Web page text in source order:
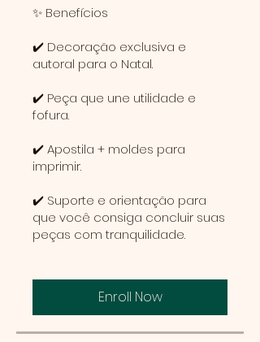
✨ Benefícios
✔️ Decoração exclusiva e
autoral para o Natal.
✔️ Peça que une utilidade e
fofura.
✔️ Apostila + moldes para
imprimir.
✔️ Suporte e orientação para
que você consiga concluir suas
peças com tranquilidade.
Enroll Now